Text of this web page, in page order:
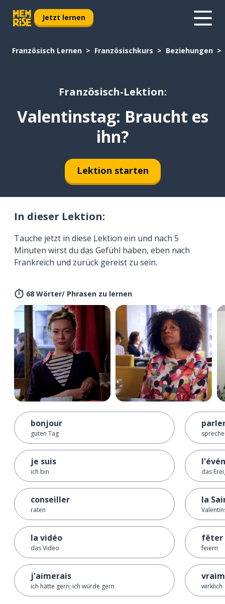
Jetzt lernen
Französisch Lernen Französischkurs Beziehungen
Französisch-Lektion:
Valentinstag: Braucht es
ihn?
Lektion starten
In dieser Lektion:
Tauche jetzt in diese Lektion ein und nach 5
Minuten wirst du das Gefühl haben, eben nach
Frankreich und zurück gereist zu sein.
68 Wörter/ Phrasen zu lernen
bonjour
guten Tag
je suis
ich bin
conseiller
raten
la vidéo
das Video
j'aimerais
ich hätte gern; ich würde gern
das
la
fêter
feiern
wirklich